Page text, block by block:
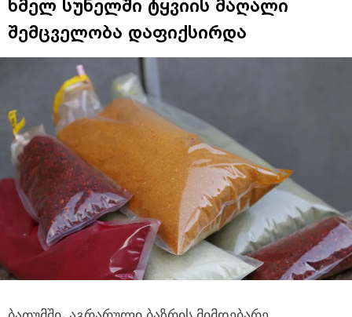
ხმელ სუნელში ტყვიის მაღალი
შემცველობა დაფიქსირდა